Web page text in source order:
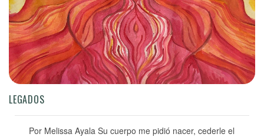
LEGADOS
Por Melissa Ayala Su cuerpo me pidió nacer, cederle el